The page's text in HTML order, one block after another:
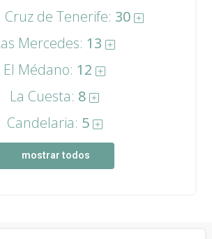
Cruz de Tenerife: 30
Mercedes: 13
El Médano: 12
La Cuesta: 8
Candelaria: 5
mostrar todos